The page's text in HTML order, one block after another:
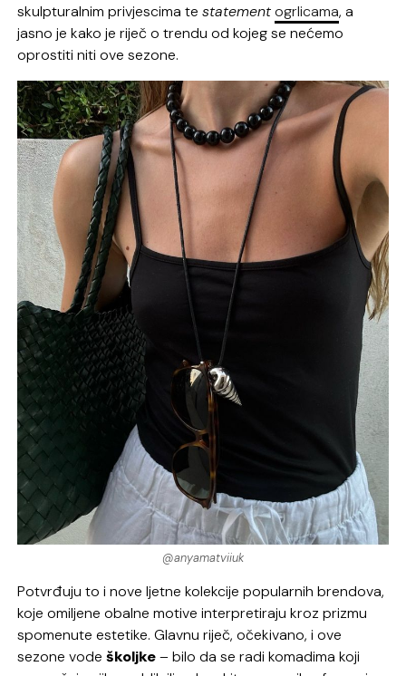
skulpturalnim privjescima testatementogrlicama, a
jasno je kako je riječ o trendu od kojeg se nećemo
oprostiti niti ove sezone.
@anyamatviiuk
Potvrđuju to i nove ljetne kolekcije popularnih brendova,
koje omiljene obalne motive interpretiraju kroz prizmu
spomenute estetike. Glavnu riječ, očekivano, i ove
sezone vodeškoljke– bilo da se radi komadima koji